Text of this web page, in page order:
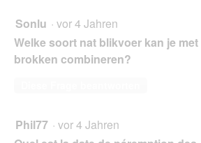
Sonlu · vor 4 Jahren
Welke soort nat blikvoer kan je met
brokken combineren?
Phil77 · vor 4 Jahren